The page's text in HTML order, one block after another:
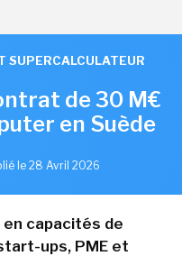
SUPERCALCULATEUR
de 30 M€
en Suède
le 28 Avril 2026
capacités de
ups, PME et